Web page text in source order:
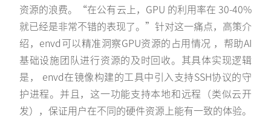
资源的浪费。“在公有云上，GPU 的利用率在 30-40%
就已经是非常不错的表现了。”针对这一痛点，高策介
绍，envd可以精准洞察GPU资源的占用情况 ，帮助AI
基础设施团队进行资源的及时回收。其具体实现逻辑
是， envd在镜像构建的工具中引入支持SSH协议的守
护进程。并且，这一功能支持本地和远程（类似云开
发），保证用户在不同的硬件资源上能有一致的体验。